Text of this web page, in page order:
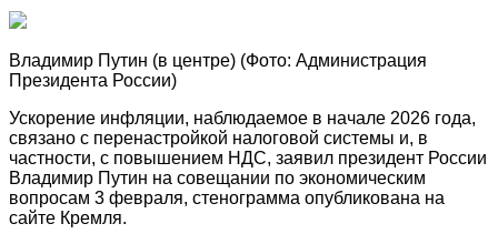
Владимир Путин (в центре) (Фото: Администрация
Президента России)
Ускорение инфляции, наблюдаемое в начале 2026 года,
связано с перенастройкой налоговой системы и, в
частности, с повышением НДС, заявил президент России
Владимир Путин на совещании по экономическим
вопросам 3 февраля, стенограмма опубликована на
сайте Кремля.